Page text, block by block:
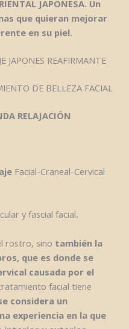
JAPONESA. Un
que quieran mejorar
en su piel.
JAPONES REAFIRMANTE
DE BELLEZA FACIAL
RELAJACIÓN
Facial-Craneal-Cervical
y fascial facial.
rostro, sino también la
que es donde se
causada por el
facial tiene
considera un
experiencia en la que